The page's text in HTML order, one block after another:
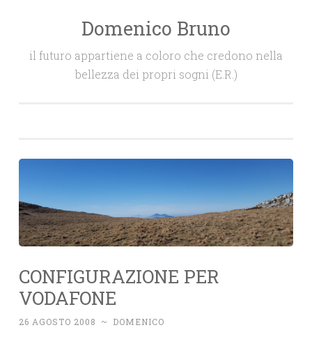
Domenico Bruno
il futuro appartiene a coloro che credono nella
bellezza dei propri sogni (E.R.)
CONFIGURAZIONE PER
VODAFONE
26 AGOSTO 2008 ~ DOMENICO